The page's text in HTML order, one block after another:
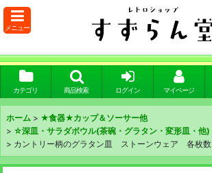
メニュー
カテゴリ 商品検索 ログイン マイページ
ホーム > ★食器★カップ＆ソーサー他
> ☆深皿・サラダボウル(茶碗・グラタン・変形皿・他)
> カントリー柄のグラタン皿 ストーンウェア 各枚数